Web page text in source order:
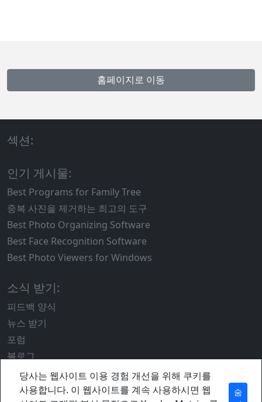
홈페이지로 이동
섹션:
인기 게시물:
Best Programs for Family Tree
중복 사진을 제거하는 최고의 도구
Best Photo Organizing Software
Best Face Recognition Software
Best Photo Viewers for Windows
소식 받기:
피드백 양식
뉴스 받기
포럼
블로그
당사는 웹사이트 이용 경험 개선을 위해 쿠키를
사용합니다. 이 웹사이트를 계속 사용하시면 웹
숨